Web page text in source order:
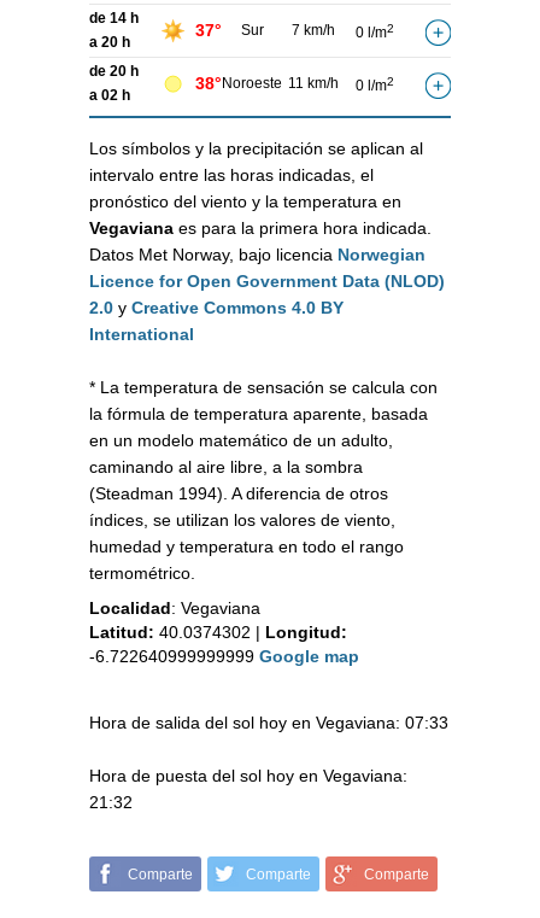
de 14 h
a 20 h
37° Sur 7 km/h 0 l/m2
de 20 h
a 02 h
38° Noroeste 11 km/h 0 l/m2
Los símbolos y la precipitación se aplican al
intervalo entre las horas indicadas, el
pronóstico del viento y la temperatura en
Vegaviana es para la primera hora indicada.
Datos Met Norway, bajo licencia Norwegian
Licence for Open Government Data (NLOD)
2.0 y Creative Commons 4.0 BY
International
* La temperatura de sensación se calcula con
la fórmula de temperatura aparente, basada
en un modelo matemático de un adulto,
caminando al aire libre, a la sombra
(Steadman 1994). A diferencia de otros
índices, se utilizan los valores de viento,
humedad y temperatura en todo el rango
termométrico.
Localidad: Vegaviana
Latitud: 40.0374302 | Longitud:
-6.722640999999999 Google map
Hora de salida del sol hoy en Vegaviana: 07:33
Hora de puesta del sol hoy en Vegaviana:
21:32
Comparte Comparte Comparte